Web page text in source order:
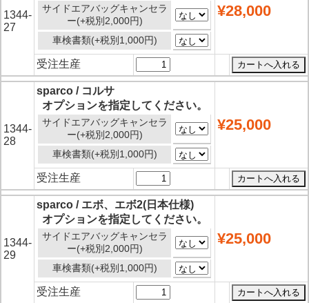
1344-
27
サイドエアバッグキャンセラ
ー(+税別2,000円)
車検書類(+税別1,000円)
¥28,000
受注生産
1344-
28
sparco / コルサ
オプションを指定してください。
サイドエアバッグキャンセラ
ー(+税別2,000円)
車検書類(+税別1,000円)
¥25,000
受注生産
1344-
29
sparco / エボ、エボ2(日本仕様)
オプションを指定してください。
サイドエアバッグキャンセラ
ー(+税別2,000円)
車検書類(+税別1,000円)
¥25,000
受注生産